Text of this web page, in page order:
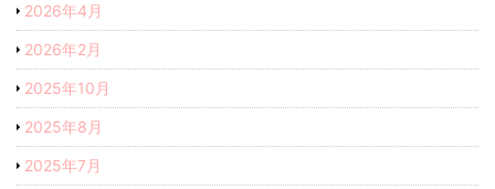
2026年4月
2026年2月
2025年10月
2025年8月
2025年7月